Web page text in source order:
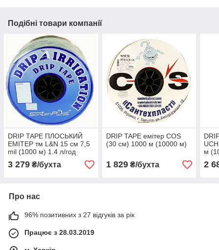
Подібні товари компанії
DRIP TAPE ПЛОСЬКИЙ
ЕМІТЕР тм L&N 15 см 7,5
mil (1000 м) 1.4 л/год
3 279 ₴/бухта
DRIP TAPE емітер COS
(30 см) 1000 м (10000 м)
1 829₴/бухта
м
2
Про нас
96% позитивних з 27 відгуків за рік
Працює з 28.03.2019